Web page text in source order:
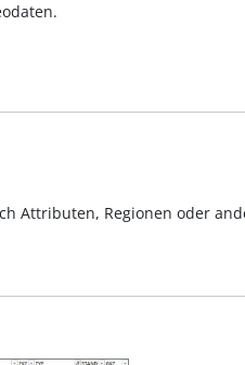
Attributen, Regionen oder